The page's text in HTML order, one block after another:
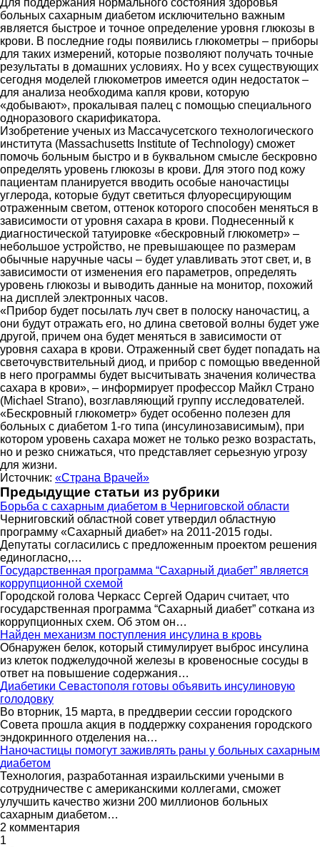
Для поддержания нормального состояния здоровья
больных сахарным диабетом исключительно важным
является быстрое и точное определение уровня глюкозы в
крови. В последние годы появились глюкометры – приборы
для таких измерений, которые позволяют получать точные
результаты в домашних условиях. Но у всех существующих
сегодня моделей глюкометров имеется один недостаток –
для анализа необходима капля крови, которую
«добывают», прокалывая палец с помощью специального
одноразового скарификатора.
Изобретение ученых из Массачусетского технологического
института (Massachusetts Institute of Technology) сможет
помочь больным быстро и в буквальном смысле бескровно
определять уровень глюкозы в крови. Для этого под кожу
пациентам планируется вводить особые наночастицы
углерода, которые будут светиться флуоресцирующим
отраженным светом, оттенок которого способен меняться в
зависимости от уровня сахара в крови. Поднесенный к
диагностической татуировке «бескровный глюкометр» –
небольшое устройство, не превышающее по размерам
обычные наручные часы – будет улавливать этот свет, и, в
зависимости от изменения его параметров, определять
уровень глюкозы и выводить данные на монитор, похожий
на дисплей электронных часов.
«Прибор будет посылать луч свет в полоску наночастиц, а
они будут отражать его, но длина световой волны будет уже
другой, причем она будет меняться в зависимости от
уровня сахара в крови. Отраженный свет будет попадать на
светочувствительный диод, и прибор с помощью введенной
в него программы будет высчитывать значения количества
сахара в крови», – информирует профессор Майкл Страно
(Michael Strano), возглавляющий группу исследователей.
«Бескровный глюкометр» будет особенно полезен для
больных с диабетом 1-го типа (инсулинозависимым), при
котором уровень сахара может не только резко возрастать,
но и резко снижаться, что представляет серьезную угрозу
для жизни.
Источник: «Страна Врачей»
Предыдущие статьи из рубрики
Борьба с сахарным диабетом в Черниговской области
Черниговский областной совет утвердил областную
программу «Сахарный диабет» на 2011-2015 годы.
Депутаты согласились с предложенным проектом решения
единогласно,…
Государственная программа “Сахарный диабет” является
коррупционной схемой
Городской голова Черкасс Сергей Одарич считает, что
государственная программа “Сахарный диабет” соткана из
коррупционных схем. Об этом он…
Найден механизм поступления инсулина в кровь
Обнаружен белок, который стимулирует выброс инсулина
из клеток поджелудочной железы в кровеносные сосуды в
ответ на повышение содержания…
Диабетики Севастополя готовы объявить инсулиновую
голодовку
Во вторник, 15 марта, в преддверии сессии городского
Совета прошла акция в поддержку сохранения городского
эндокринного отделения на…
Наночастицы помогут заживлять раны у больных сахарным
диабетом
Технология, разработанная израильскими учеными в
сотрудничестве с американскими коллегами, сможет
улучшить качество жизни 200 миллионов больных
сахарным диабетом…
2 комментария
1